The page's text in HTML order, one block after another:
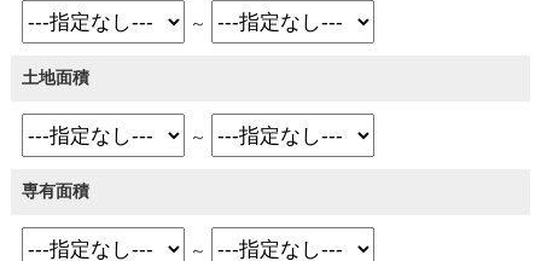
～
土地面積
～
専有面積
～